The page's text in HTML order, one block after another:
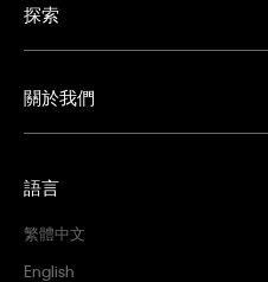
探索
關於我們
語言
繁體中文
English